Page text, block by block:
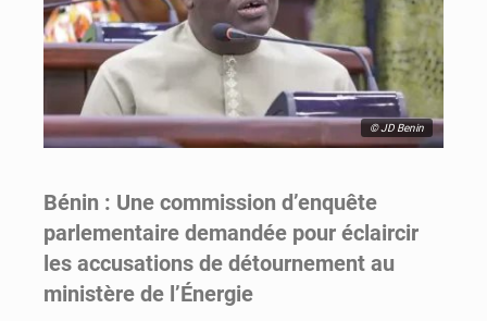
© JD Benin
Bénin : Une commission d’enquête
parlementaire demandée pour éclaircir
les accusations de détournement au
ministère de l’Énergie